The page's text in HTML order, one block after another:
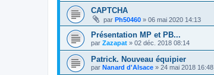
CAPTCHA
par Ph50460 » 06 mai 2020 14:13
Présentation MP et PB...
par Zazapat » 02 déc. 2018 08:14
Patrick. Nouveau équipier
par Nanard d'Alsace » 24 mai 2018 16:48